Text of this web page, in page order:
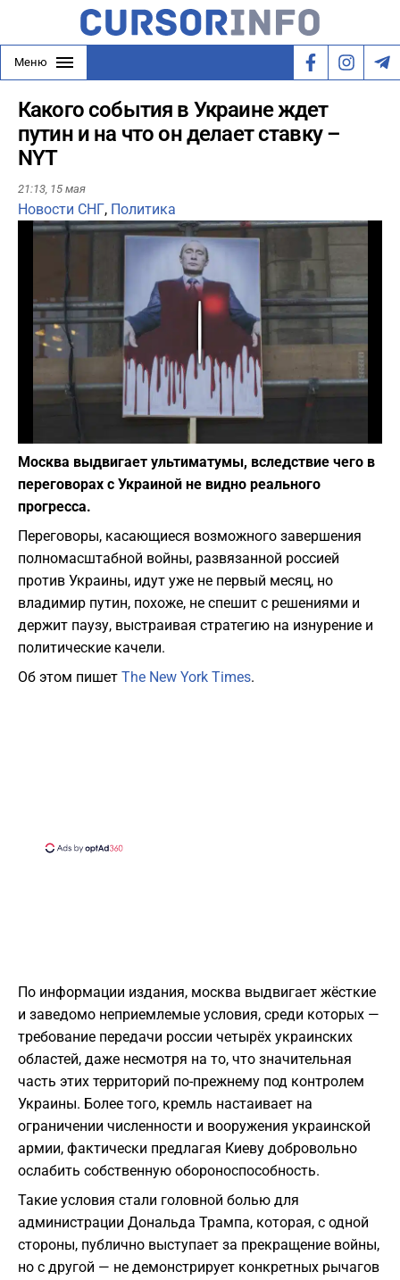
Меню
Какого события в Украине ждет
путин и на что он делает ставку –
NYT
21:13, 15 мая
Новости СНГ, Политика
Москва выдвигает ультиматумы, вследствие чего в
переговорах с Украиной не видно реального
прогресса.
Переговоры, касающиеся возможного завершения
полномасштабной войны, развязанной россией
против Украины, идут уже не первый месяц, но
владимир путин, похоже, не спешит с решениями и
держит паузу, выстраивая стратегию на изнурение и
политические качели.
Об этом пишет The New York Times.
По информации издания, москва выдвигает жёсткие
и заведомо неприемлемые условия, среди которых —
требование передачи россии четырёх украинских
областей, даже несмотря на то, что значительная
часть этих территорий по-прежнему под контролем
Украины. Более того, кремль настаивает на
ограничении численности и вооружения украинской
армии, фактически предлагая Киеву добровольно
ослабить собственную обороноспособность.
Такие условия стали головной болью для
администрации Дональда Трампа, которая, с одной
стороны, публично выступает за прекращение войны,
но с другой — не демонстрирует конкретных рычагов